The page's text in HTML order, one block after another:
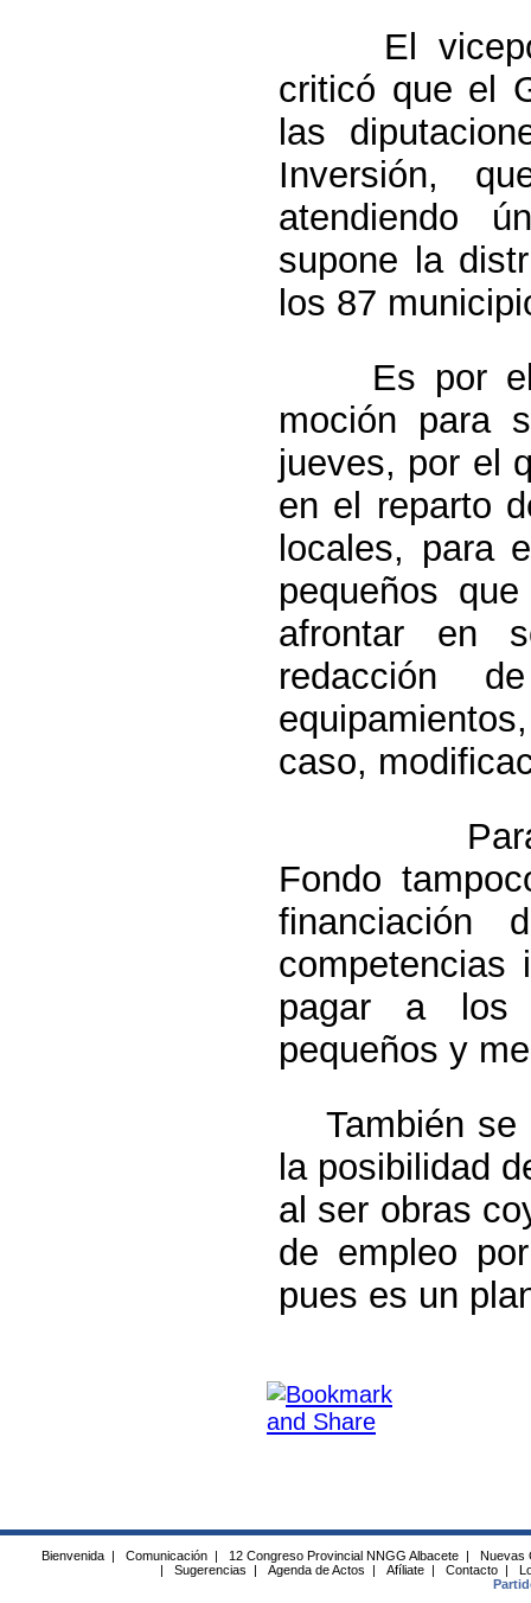
El
criticó que el
las
Inversión,
atendiendo
supone la
los 87
Es por ello
moción para
jueves, por el
en el reparto
locales, para
pequeños
afrontar en
redacción
caso,
Para el
Fondo
financiación
competencias
pagar a los
pequeños y
También se
la posibilidad
al ser obras
de empleo
pues es un
Bienvenida | Comunicación | 12 Congreso Provincial NNGG Albacete |
Nuevas
|
Sugerencias | Agenda de Actos | Afíliate | Contacto |